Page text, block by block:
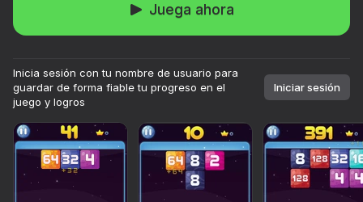
Juega ahora
Inicia sesión con tu nombre de usuario para
guardar de forma fiable tu progreso en el
juego y logros
Iniciar sesión